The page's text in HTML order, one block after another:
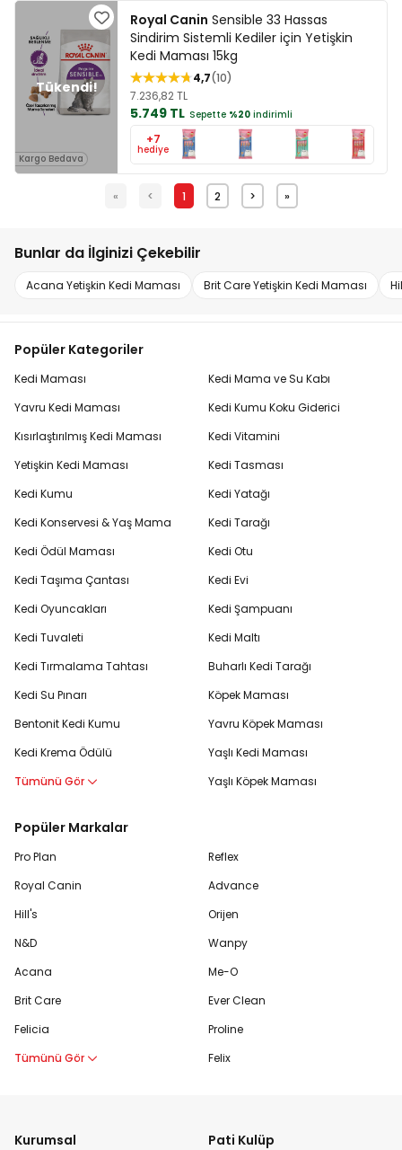
Kargo Bedava
Royal Canin Sensible 33 Hassas
Sindirim Sistemli Kediler için Yetişkin
Kedi Maması 15kg
4,7 10
7.236,82 TL
5.749 TL Sepette %20 indirimli
+7
hediye
« < 1 2 > »
Bunlar da İlginizi Çekebilir
Acana Yetişkin Kedi Maması Brit Care Yetişkin Kedi Maması
Popüler Kategoriler
Kedi Maması
Yavru Kedi Maması
Kısırlaştırılmış Kedi Maması
Yetişkin Kedi Maması
Kedi Kumu
Kedi Konservesi & Yaş Mama
Kedi Ödül Maması
Kedi Taşıma Çantası
Kedi Oyuncakları
Kedi Tuvaleti
Kedi Tırmalama Tahtası
Kedi Su Pınarı
Bentonit Kedi Kumu
Kedi Krema Ödülü
Tümünü Gör
Kedi Mama ve Su Kabı
Kedi Kumu Koku Giderici
Kedi Vitamini
Kedi Tasması
Kedi Yatağı
Kedi Tarağı
Kedi Otu
Kedi Evi
Kedi Şampuanı
Kedi Maltı
Buharlı Kedi Tarağı
Köpek Maması
Yavru Köpek Maması
Yaşlı Kedi Maması
Yaşlı Köpek Maması
Popüler Markalar
Pro Plan
Royal Canin
Hill's
N&D
Acana
Brit Care
Felicia
Tümünü Gör
Reflex
Advance
Orijen
Wanpy
Me-O
Ever Clean
Proline
Felix
Kurumsal Pati Kulüp